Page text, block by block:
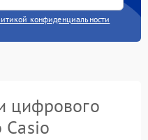
конфиденциальности
цифрового
Casio